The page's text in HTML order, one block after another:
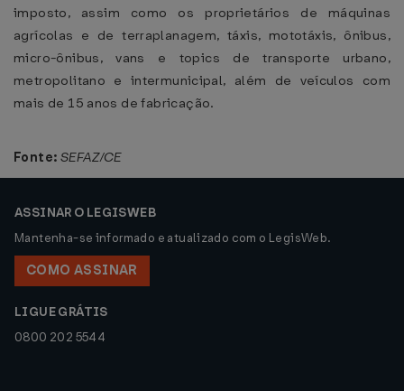
imposto, assim como os proprietários de máquinas
agrícolas e de terraplanagem, táxis, mototáxis, ônibus,
micro-ônibus, vans e topics de transporte urbano,
metropolitano e intermunicipal, além de veículos com
mais de 15 anos de fabricação.
Fonte: SEFAZ/CE
ASSINAR O LEGISWEB
Mantenha-se informado e atualizado com o LegisWeb.
COMO ASSINAR
LIGUE GRÁTIS
0800 202 5544